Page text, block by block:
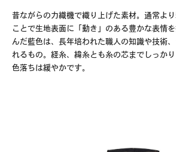
昔ながらの力織機で織り上げた素材。通常よ
ことで生地表面に「動き」のある豊かな表情
んだ藍色は、長年培われた職人の知識や技術
れるもの。経糸、緯糸とも糸の芯までしっか
色落ちは緩やかです。